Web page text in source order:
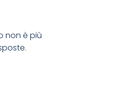
non è più